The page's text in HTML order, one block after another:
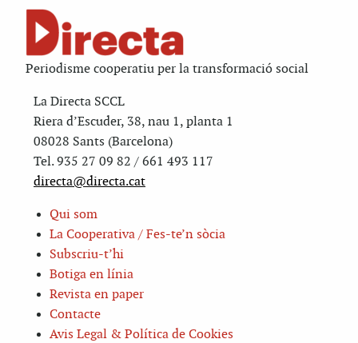
Periodisme cooperatiu per la transformació social
La Directa SCCL
Riera d’Escuder, 38, nau 1, planta 1
08028 Sants (Barcelona)
Tel. 935 27 09 82 / 661 493 117
directa@directa.cat
Qui som
La Cooperativa / Fes-te’n sòcia
Subscriu-t’hi
Botiga en línia
Revista en paper
Contacte
Avis Legal & Política de Cookies